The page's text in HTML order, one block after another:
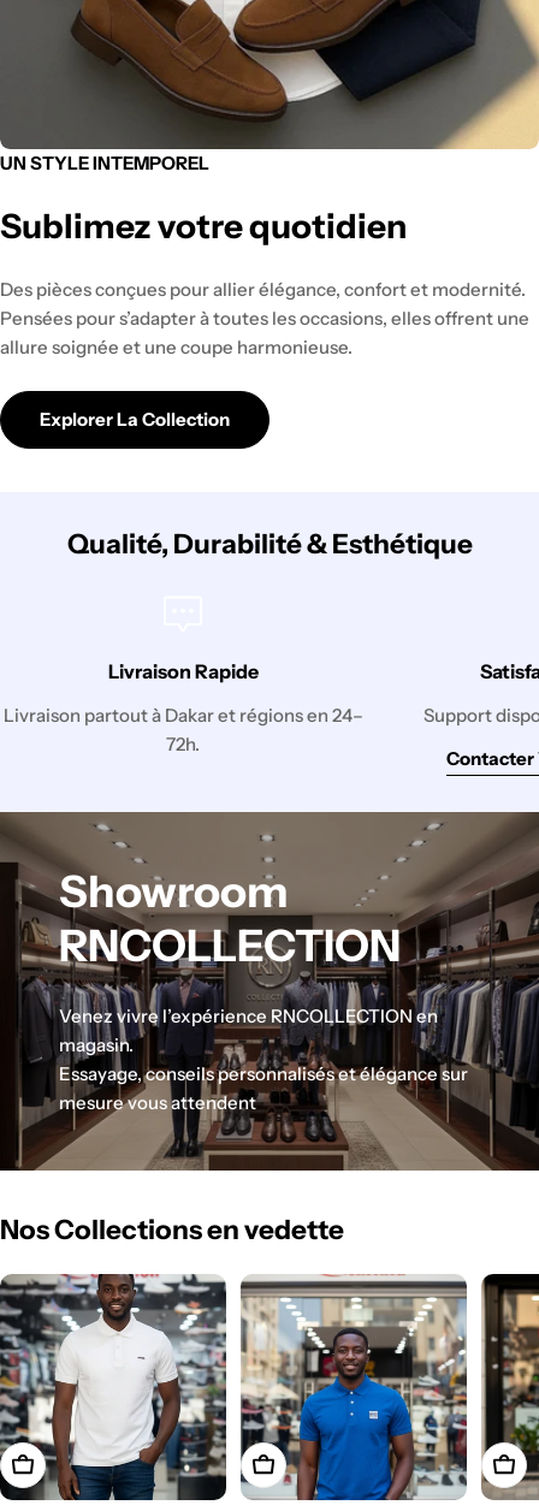
UN STYLE INTEMPOREL
Sublimez votre quotidien
Des pièces conçues pour allier élégance, confort et modernité.
Pensées pour s’adapter à toutes les occasions, elles offrent une
allure soignée et une coupe harmonieuse.
Explorer La Collection
Qualité, Durabilité & Esthétique
Livraison Rapide
Livraison partout à Dakar et régions en 24–
72h.
Support
Contacter
Showroom
RNCOLLECTION
Venez vivre l’expérience RNCOLLECTION en
magasin.
Essayage, conseils personnalisés et élégance sur
mesure vous attendent
Nos Collections en vedette
Choisissez Les Options Choisissez Les Options